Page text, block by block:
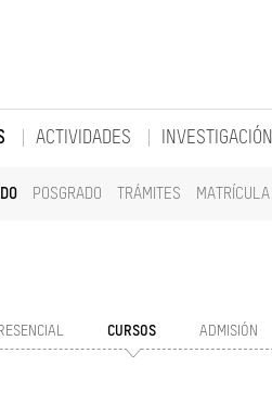
POSGRADO TRÁMITES MATRÍCULA
ACTIVIDADES INVESTIGACIÓN
CURSOS ADMISIÓN